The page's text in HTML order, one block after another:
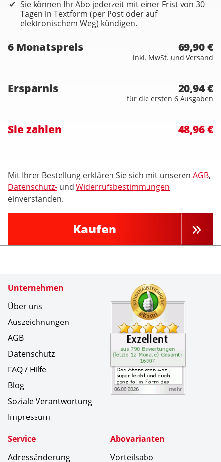
Sie können Ihr Abo jederzeit mit einer Frist von 30
Tagen in Textform (per Post oder auf
elektronischem Weg) kündigen.
6 Monatspreis 69,90 €
inkl. MwSt. und Versand
Ersparnis 20,94 €
für die ersten 6 Ausgaben
Sie zahlen 48,96 €
Mit Ihrer Bestellung erklären Sie sich mit unseren AGB,
Datenschutz- und Widerrufsbestimmungen
einverstanden.
Kaufen
Unternehmen
Über uns
Auszeichnungen
AGB
Datenschutz
FAQ / Hilfe
Blog
Soziale Verantwortung
Impressum
Service
Adressänderung
Abovarianten
Vorteilsabo
Zertifikate